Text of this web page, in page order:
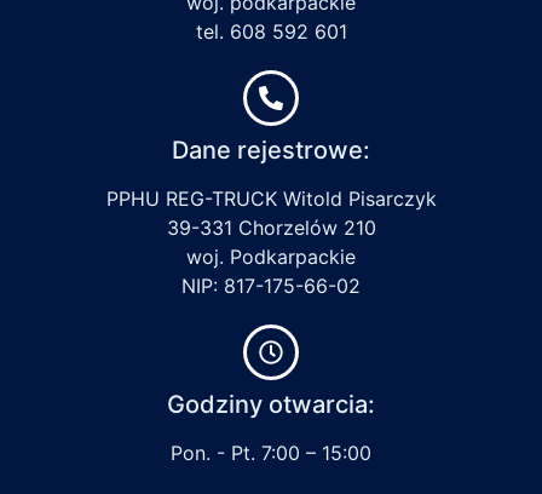
tel. 608 592 601
Dane rejestrowe:
PPHU REG-TRUCK Witold Pisarczyk
39-331 Chorzelów 210
woj. Podkarpackie
NIP: 817-175-66-02
Godziny otwarcia:
Pon. - Pt. 7:00 – 15:00